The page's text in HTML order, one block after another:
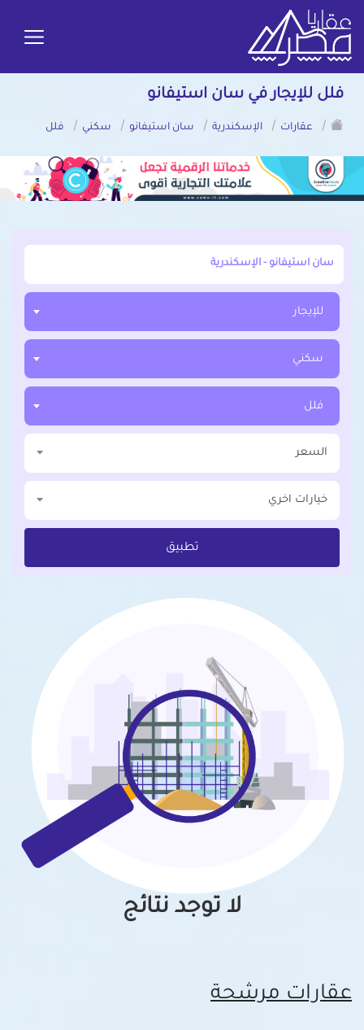
فلل للإيجار في سان استيفانو
/
عقارات / الإسكندرية / سان استيفانو / سكني / فلل
أبحث عن مدينة, محافظة, حي
للإيجار
سكني
فلل
السعر
خيارات اخري
تطبيق
لا توجد نتائج
عقارات مرشحة